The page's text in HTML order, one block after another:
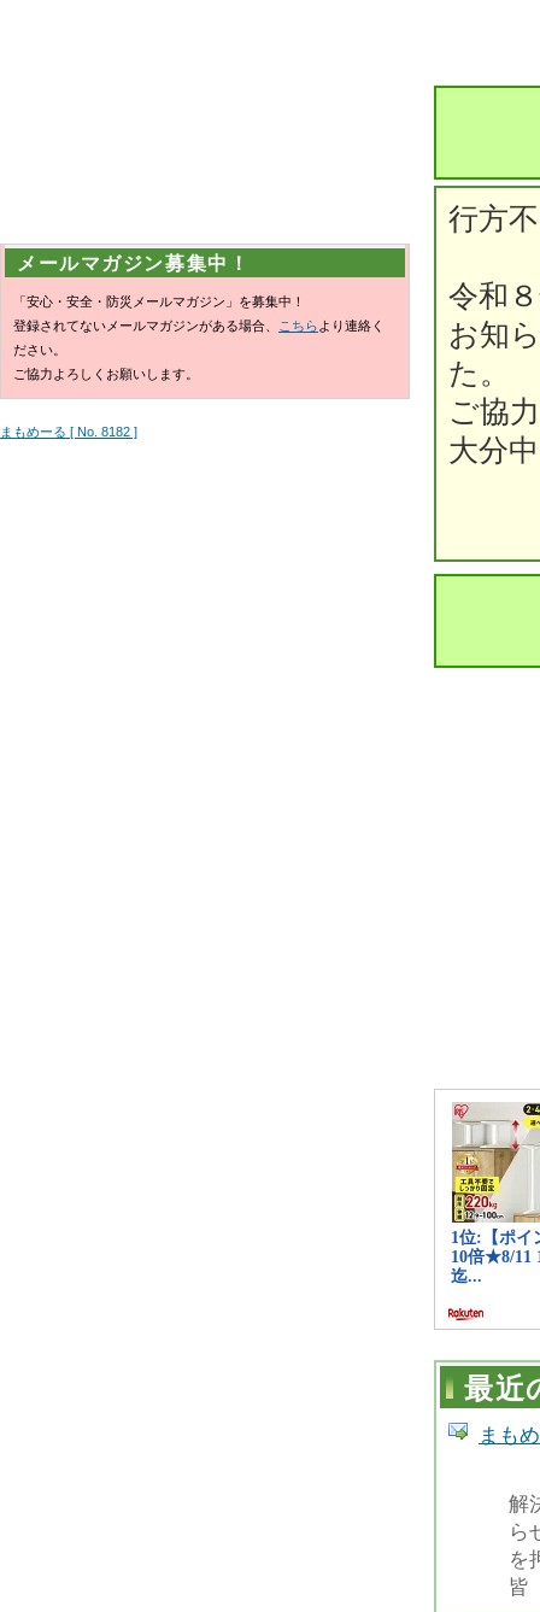
行方
令和
お知
た。
ご協
大分
最近
まも
解
ら
を
皆
メールマガジン募集中！
「安心・安全・防災メールマガジン」を募集中！
登録されてないメールマガジンがある場合、
こちら より連絡く
ださい。
ご協力よろしくお願いします。
まもめーる [ No. 8182 ]